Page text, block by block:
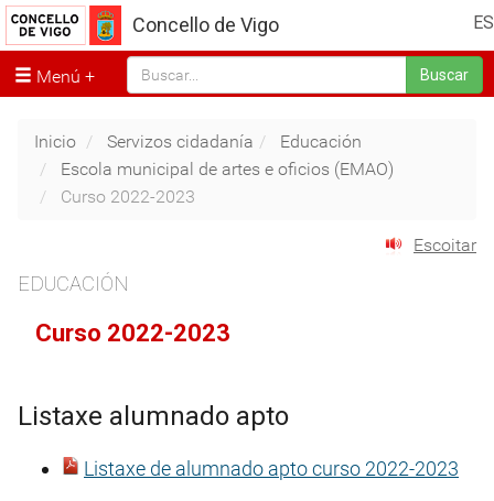
ES
Concello de Vigo
Menú Buscar
Inicio Servizos cidadanía
Educación
Escola municipal de artes e oficios (EMAO)
Curso 2022-2023
Escoitar
EDUCACIÓN
Curso 2022-2023
Listaxe alumnado apto
Listaxe de alumnado apto curso 2022-2023